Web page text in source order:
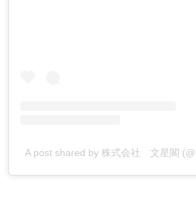
A post shared by 株式会社 文星閣